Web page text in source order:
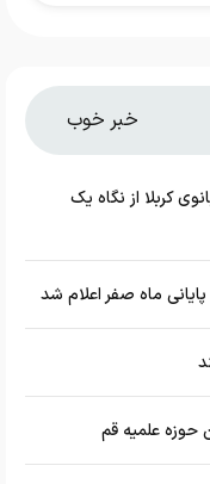
خبر خوب
کربلا از نگاه یک
ماه صفر اعلام شد
حوزه علمیه قم